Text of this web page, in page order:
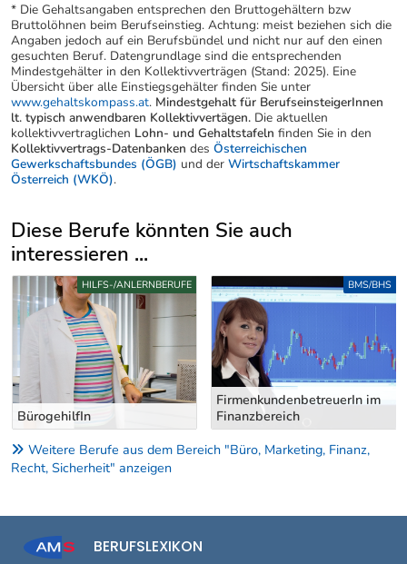
* Die Gehaltsangaben entsprechen den Bruttogehältern bzw
Bruttolöhnen beim Berufseinstieg. Achtung: meist beziehen sich die
Angaben jedoch auf ein Berufsbündel und nicht nur auf den einen
gesuchten Beruf. Datengrundlage sind die entsprechenden
Mindestgehälter in den Kollektivverträgen (Stand: 2025). Eine
Übersicht über alle Einstiegsgehälter finden Sie unter
www.gehaltskompass.at. Mindestgehalt für BerufseinsteigerInnen
lt. typisch anwendbaren Kollektivvertägen. Die aktuellen
kollektivvertraglichen Lohn- und Gehaltstafeln finden Sie in den
Kollektivvertrags-Datenbanken des Österreichischen
Gewerkschaftsbundes (ÖGB) und der Wirtschaftskammer
Österreich (WKÖ).
Diese Berufe könnten Sie auch
interessieren ...
Uber weitere Berufsvorschläge
BürogehilfIn
HILFS-/ANLERNBERUFE
FirmenkundenbetreuerIn im
Finanzbereich
BMS/BHS
Weitere Berufe aus dem Bereich "Büro, Marketing, Finanz,
Recht, Sicherheit" anzeigen
BERUFSLEXIKON